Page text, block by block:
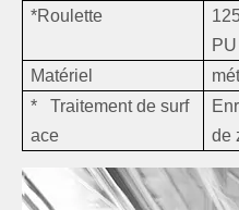
*Roulette
PU
Matériel
* Traitement de surf
ace
de